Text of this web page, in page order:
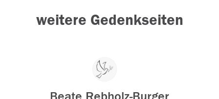
weitere Gedenkseiten